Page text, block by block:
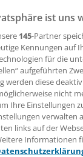
Begriff war
sich: Heute
Leserin,
Beitrag
ist uns
145-Partner
Kennungen auf
für die
aufgeführten
werden diese
nicht
Ihre Einstellungen
verwalten
links auf der
Informationen